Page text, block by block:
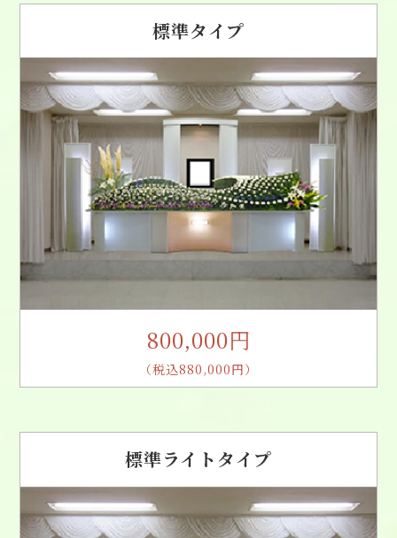
標準タイプ
800,000円
（税込880,000円）
標準ライトタイプ